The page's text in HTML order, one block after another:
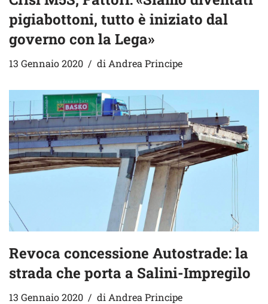
pigiabottoni, tutto è iniziato dal
governo con la Lega»
13 Gennaio 2020 diAndrea Principe
Revoca concessione Autostrade: la
strada che porta a Salini-Impregilo
13 Gennaio 2020 di Andrea Principe